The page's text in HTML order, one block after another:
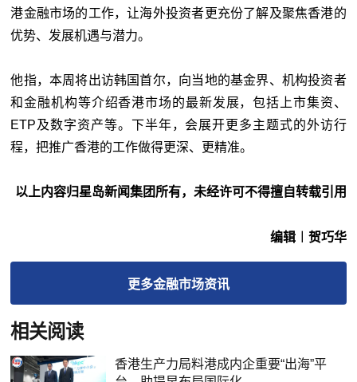
港金融市场的工作，让海外投资者更充份了解及聚焦香港的
优势、发展机遇与潜力。
他指，本周将出访韩国首尔，向当地的基金界、机构投资者
和金融机构等介绍香港市场的最新发展，包括上市集资、
ETP及数字资产等。下半年，会展开更多主题式的外访行
程，把推广香港的工作做得更深、更精准。
以上内容归星岛新闻集团所有，未经许可不得擅自转载引用
编辑︱贺巧华
更多金融市场资讯
相关阅读
香港生产力局料港成内企重要“出海”平